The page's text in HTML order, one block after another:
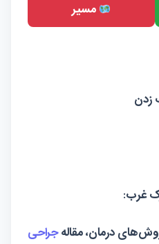
مسیر
زدن
غرب:
روش‌های درمان، مقالهجراحی